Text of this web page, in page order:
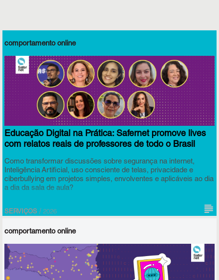
comportamento online
Educação Digital na Prática: Safernet promove lives
com relatos reais de professores de todo o Brasil
Como transformar discussões sobre segurança na internet,
Inteligência Artificial, uso consciente de telas, privacidade e
ciberbullying em projetos simples, envolventes e aplicáveis ao dia
a dia da sala de aula?
SERVIÇOS /2026
comportamento online